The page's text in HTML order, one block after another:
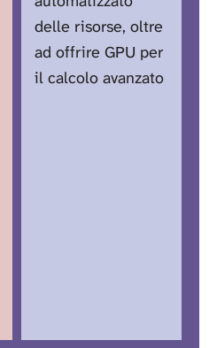
delle risorse, oltre
ad offrire GPU per
il calcolo avanzato